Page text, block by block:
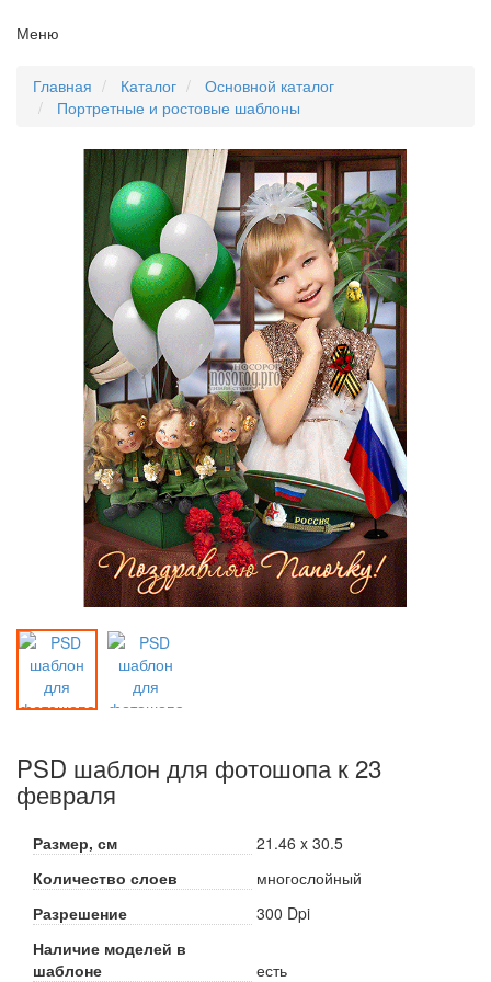
Меню
Главная
Каталог
Основной каталог
Портретные и ростовые шаблоны
PSD шаблон для фотошопа к 23
февраля
Размер, см
21.46 x 30.5
Количество слоев
многослойный
Разрешение
300 Dpi
Наличие моделей в
шаблоне
есть